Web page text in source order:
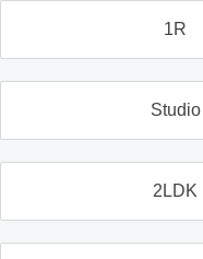
1R
Studio
2LDK